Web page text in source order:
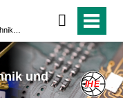
und